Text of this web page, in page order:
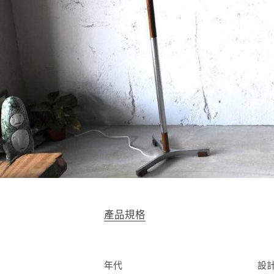
產品規格
年代 設